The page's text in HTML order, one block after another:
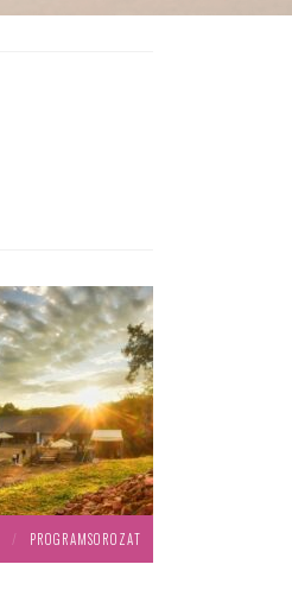
/ PROGRAMSOROZAT